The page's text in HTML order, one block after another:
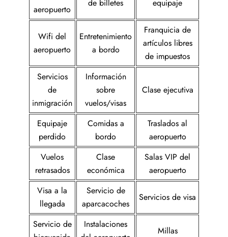
aeropuerto
de billetes
equipaje
Wifi del
aeropuerto
Entretenimiento
a bordo
Franquicia de
artículos libres
de impuestos
Servicios
de
inmigración
Información
sobre
vuelos/visas
Clase ejecutiva
Equipaje
perdido
Comidas a
bordo
Traslados al
aeropuerto
Vuelos
retrasados
Clase
económica
Salas VIP del
aeropuerto
Visa a la
llegada
Servicio de
aparcacoches
Servicios de visa
Servicio de
Instalaciones
Millas